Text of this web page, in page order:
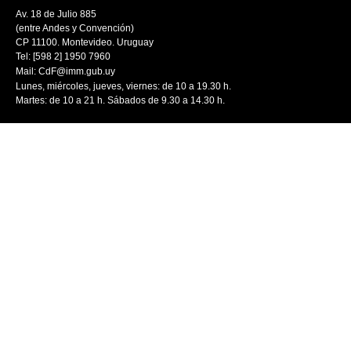
Av. 18 de Julio 885
(entre Andes y Convención)
CP 11100. Montevideo. Uruguay
Tel: [598 2] 1950 7960
Mail: CdF@imm.gub.uy
Lunes, miércoles, jueves, viernes: de 10 a 19.30 h.
Martes: de 10 a 21 h. Sábados de 9.30 a 14.30 h.